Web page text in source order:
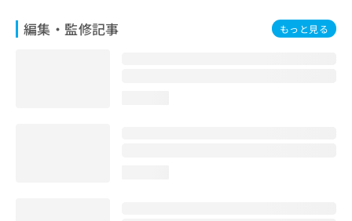
編集・監修記事 もっと見る